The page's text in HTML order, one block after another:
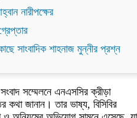
নারীপক্ষের
সাংবাদিক শাহনাজ মুন্নীর প্রশ্ন
সম্মেলনে এনএসসির ক্রীড়া
জানান। তার ভাষ্য, বিসিবির